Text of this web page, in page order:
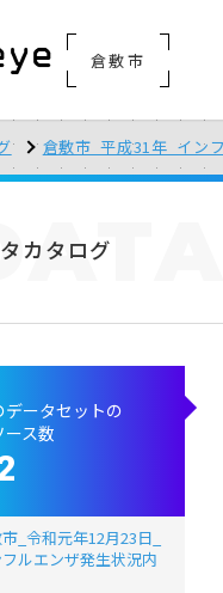
倉敷市
倉敷市_平成31年_イン
カタログ
データセットの
ース数
_令和元年12月23日_
ルエンザ発生状況内